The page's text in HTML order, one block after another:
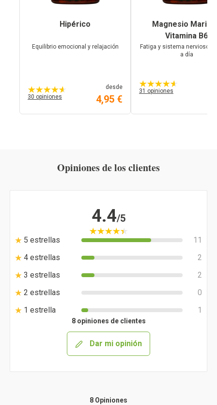
Hipérico
Equilibrio emocional y relajación
30 opiniones
desde
4,95 €
Magnesio
Vitamina B6
Fatiga y sistema nervioso
a día
31 opiniones
Opiniones de los clientes
4.4/5
5 estrellas
11
4 estrellas
2
3 estrellas
2
2 estrellas
0
1 estrella
1
8 opiniones de clientes
Dar mi opinión
8 Opiniones